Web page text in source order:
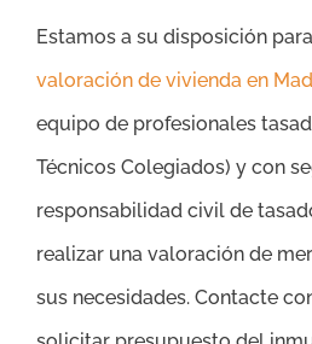
Estamos a su disposición
valoración de vivienda en
equipo de profesionales
Técnicos Colegiados) y con
responsabilidad civil de
realizar una valoración de
sus necesidades. Contacte